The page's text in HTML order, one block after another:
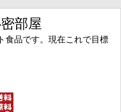
部屋
食品です。現在これで目標